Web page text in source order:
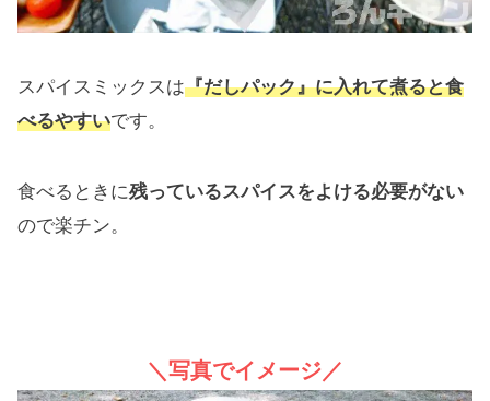
スパイスミックスは『だしパック』に入れて煮ると食
べるやすいです。
食べるときに残っているスパイスをよける必要がない
ので楽チン。
＼写真でイメージ／